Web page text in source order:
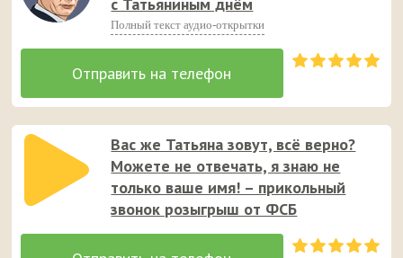
Полный текст аудио-открытки
Вас же Татьяна зовут, всё верно?
Можете не отвечать, я знаю не
только ваше имя! – прикольный
звонок розыгрыш от ФСБ